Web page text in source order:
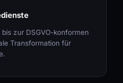
zur DSGVO-konformen
Transformation für